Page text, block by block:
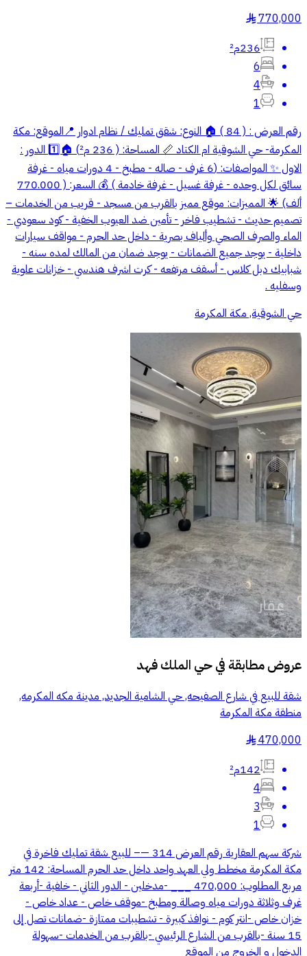
770,000
§
236م²
6
4
1
رقم العرض : ( 84 ) 🏠 النوع: شقق تمليك / نظام ادوار 📍الموقع: مكة
المكرمة- حي الشوقية ام الكتاد 📏 المساحة: ( 236 م²) 🏠1️⃣ الدور :
الاول ✨ المواصفات: (6 غرف - صاله - مطبخ - 4 دورات مياه - غرفة
سائق لكل وحده - غرفة غسيل - غرفة خادمة ) 💰 السعر: ( 770.000
ألف) 🌟 المميزات: موقع مميز بالقرب من مسجد - قريب من الخدمات –
تصميم حديث - تشطيب فاخر - تأمين ضد العيوب الخفية - كود سعودي -
الماء والصرف الصحي وألياف بصرية - داخل حد الحرم - مواقف سيارات
داخلية - يوجد جميع الضمانات - يوجد ضمان من المالك لمده سنه -
شبابيك دبل كلاس - أسقف مرتفعه - كرت اشرف هندسي - خزانات علوية
وسفليه .
حي الشوقية, مكة المكرمة
عروض مطابقة فيحي الملك فهد
شقة للبيع في شارع الصفيحه, حي الشامية الجديد, مدينة مكه المكرمه,
منطقة مكة المكرمة
470,000
§
142م²
4
3
1
شركة سهم العقارية رقم العرض 314 —– للبيع شقة تمليك فاخرة في
مكة المكرمة مخطط ولي العهد واحد داخل حد الحرم المساحة: 142 متر
مربع المطلوب: 470,000 ___ -مدخلين - الدور الثاني - خلفية -أربعة
غرف وثلاثة دورات مياه وصالة ومطبخ -موقف خاص - عداد خاص -
خزان خاص -انتر كوم - نوافذ كبيرة - تشطيبات ممتازة -ضمانات تصل إلى
15 سنة -بالقرب من الشارع الرئيسي -بالقرب من الخدمات -سهولة
الدخول و الخروج من الموقع